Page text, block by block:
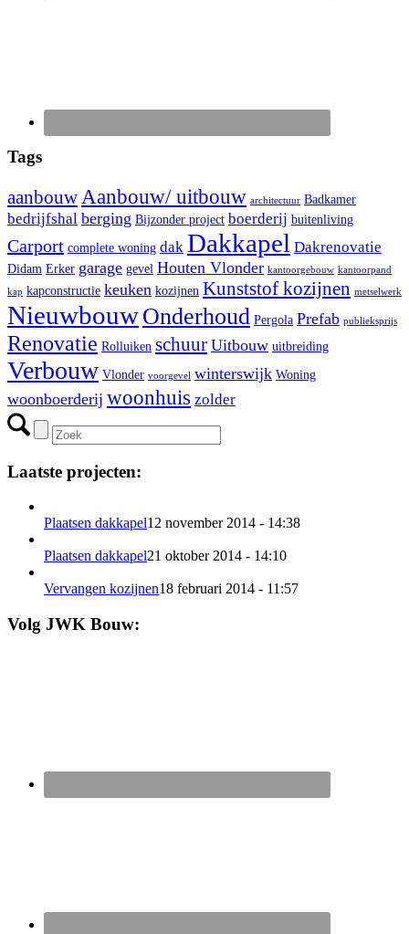
Tags
aanbouw Aanbouw/ uitbouw architectuur Badkamer
bedrijfshal berging Bijzonder project boerderij buitenliving
Carport complete woning dak Dakkapel Dakrenovatie
Didam Erker garage gevel Houten Vlonder kantoorgebouw kantoorpand
kap kapconstructie keuken kozijnen Kunststof kozijnen metselwerk
NieuwbouwOnderhoud Pergola Prefab publieksprijs
Renovatie Rolluiken schuur Uitbouw uitbreiding
Verbouw Vlonder voorgevel winterswijk Woning
woonboerderij woonhuis zolder
Laatste projecten:
Plaatsen dakkapel12 november 2014 - 14:38
Plaatsen dakkapel21 oktober 2014 - 14:10
Vervangen kozijnen18 februari 2014 - 11:57
Volg JWK Bouw: